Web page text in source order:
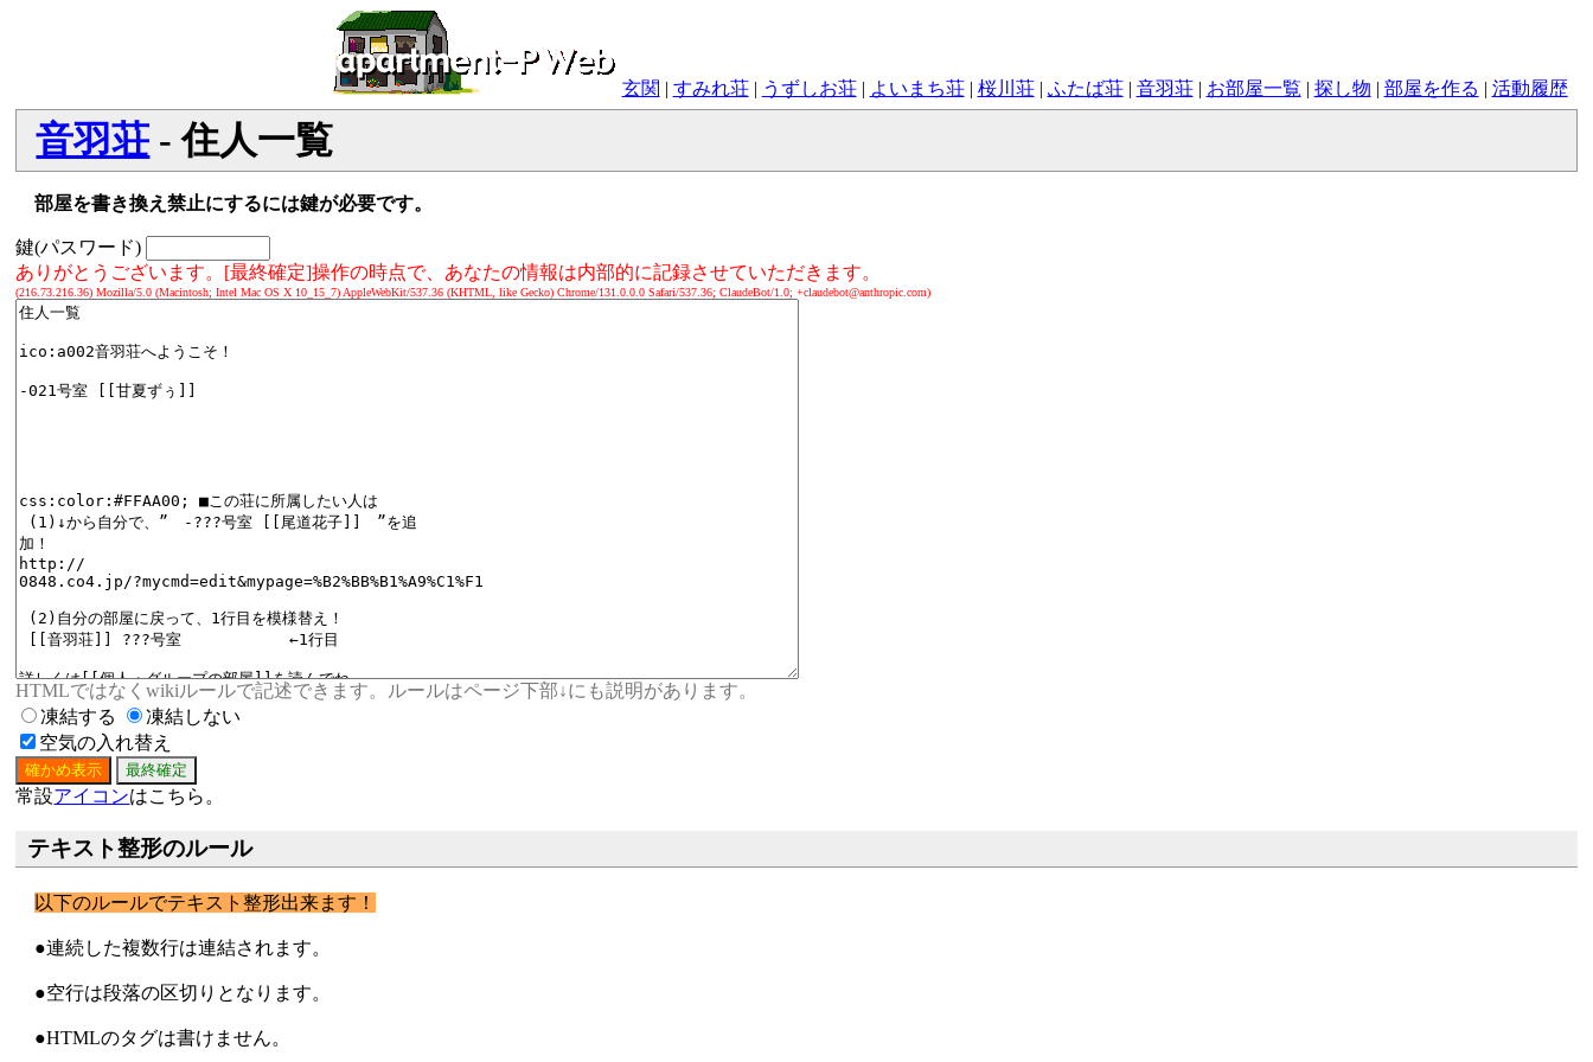
玄関 | すみれ荘| うずしお荘| よいまち荘| 桜川荘| ふたば荘| 音羽荘| お部屋一覧 | 探し物 | 部屋を作る | 活動履歴
音羽荘 - 住人一覧
部屋を書き換え禁止にするには鍵が必要です。
鍵(パスワード)
ありがとうございます。[最終確定]操作の時点で、あなたの情報は内部的に記録させていただきます。
(216.73.216.36) Mozilla/5.0 (Macintosh; Intel Mac OS X 10_15_7) AppleWebKit/537.36 (KHTML, like Gecko) Chrome/131.0.0.0 Safari/537.36; ClaudeBot/1.0; +claudebot@anthropic.com)
HTMLではなくwikiルールで記述できます。ルールはページ下部↓にも説明があります。
凍結する
凍結しない
空気の入れ替え
常設アイコンはこちら。
テキスト整形のルール
以下のルールでテキスト整形出来ます！
●連続した複数行は連結されます。
●空行は段落の区切りとなります。
●HTMLのタグは書けません。